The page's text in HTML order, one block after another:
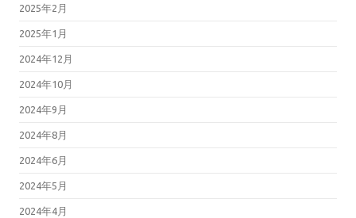
2025年2月
2025年1月
2024年12月
2024年10月
2024年9月
2024年8月
2024年6月
2024年5月
2024年4月